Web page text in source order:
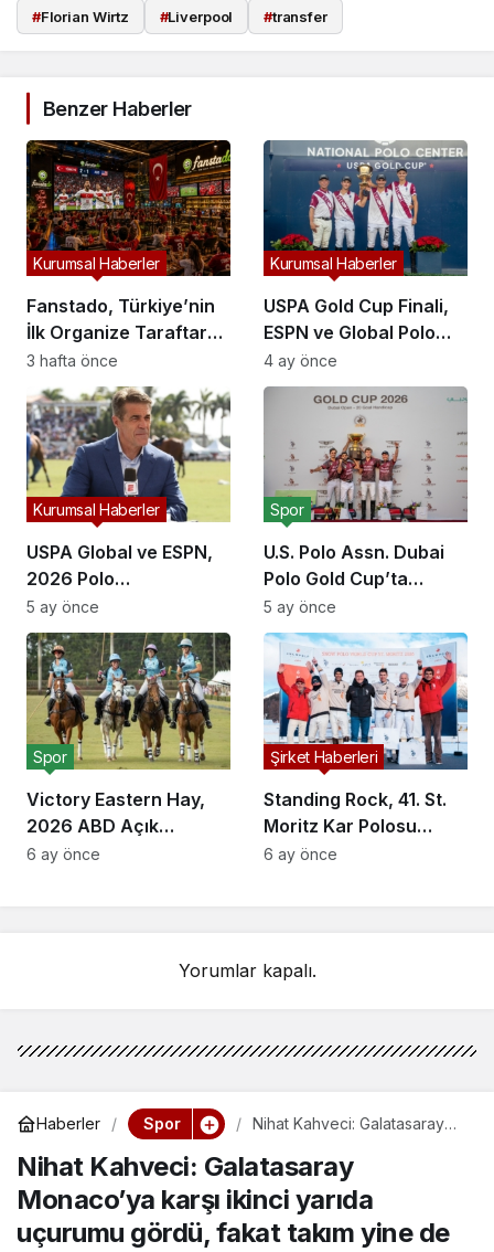
#Florian Wirtz #Liverpool #transfer
Benzer Haberler
Fanstado, Türkiye’nin
İlk Organize Taraftar
Tribün Ağını Kuruyor:
İşletmeler İçin
Başvurular Açıldı
Kurumsal Haberler
3 hafta önce
USPA Gold Cup Finali,
ESPN ve Global Polo
Platformlarında Rekor
İzleyiciye Ulaştı
Kurumsal Haberler
4 ay önce
USPA Global ve ESPN,
2026 Polo
Şampiyonaları İçin
Yayın Ortaklığını
Genişletti
Kurumsal Haberler
5 ay önce
U.S. Polo Assn. Dubai
Polo Gold Cup’ta
Üçüncü Kez Sahne
Aldı: Neden Önemli?
Spor
5 ay önce
Victory Eastern Hay,
2026 ABD Açık
Kadınlar Polo
Spor
6 ay önce
Standing Rock, 41. St.
Moritz Kar Polosu
Dünya Kupası’nı
Şirket Haberleri
6 ay önce
Yorumlar kapalı.
Haberler Spor
Nihat Kahveci: Galatasaray
uçurumu gördü, fakat takım
yine de potansiyele işaret
etti
Nihat Kahveci: Galatasaray
Monaco’ya karşı ikinci yarıda
uçurumu gördü, fakat takım yine de